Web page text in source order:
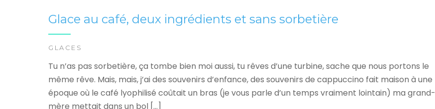
Glace au café, deux ingrédients et sans sorbetière
GLACES
Tu n’as pas sorbetière, ça tombe bien moi aussi, tu rêves d’une turbine, sache que nous portons le
même rêve. Mais, mais, j’ai des souvenirs d’enfance, des souvenirs de cappuccino fait maison à une
époque où le café lyophilisé coûtait un bras (je vous parle d’un temps vraiment lointain) ma grand-
mère mettait dans un bol […]